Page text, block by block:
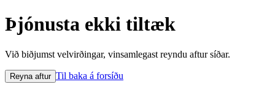
Þjónusta ekki tiltæk
Við biðjumst velvirðingar, vinsamlegast reyndu aftur síðar.
Reyna aftur Til baka á forsíðu